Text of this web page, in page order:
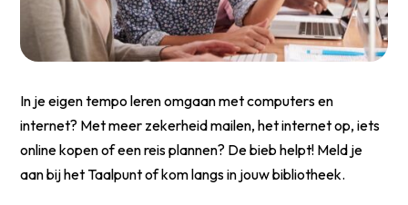
In je eigen tempo leren omgaan met computers en
internet? Met meer zekerheid mailen, het internet op, iets
online kopen of een reis plannen? De bieb helpt! Meld je
aan bij het Taalpunt of kom langs in jouw bibliotheek.